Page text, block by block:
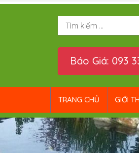
Báo Giá: 093
TRANG CHỦ GIỚI